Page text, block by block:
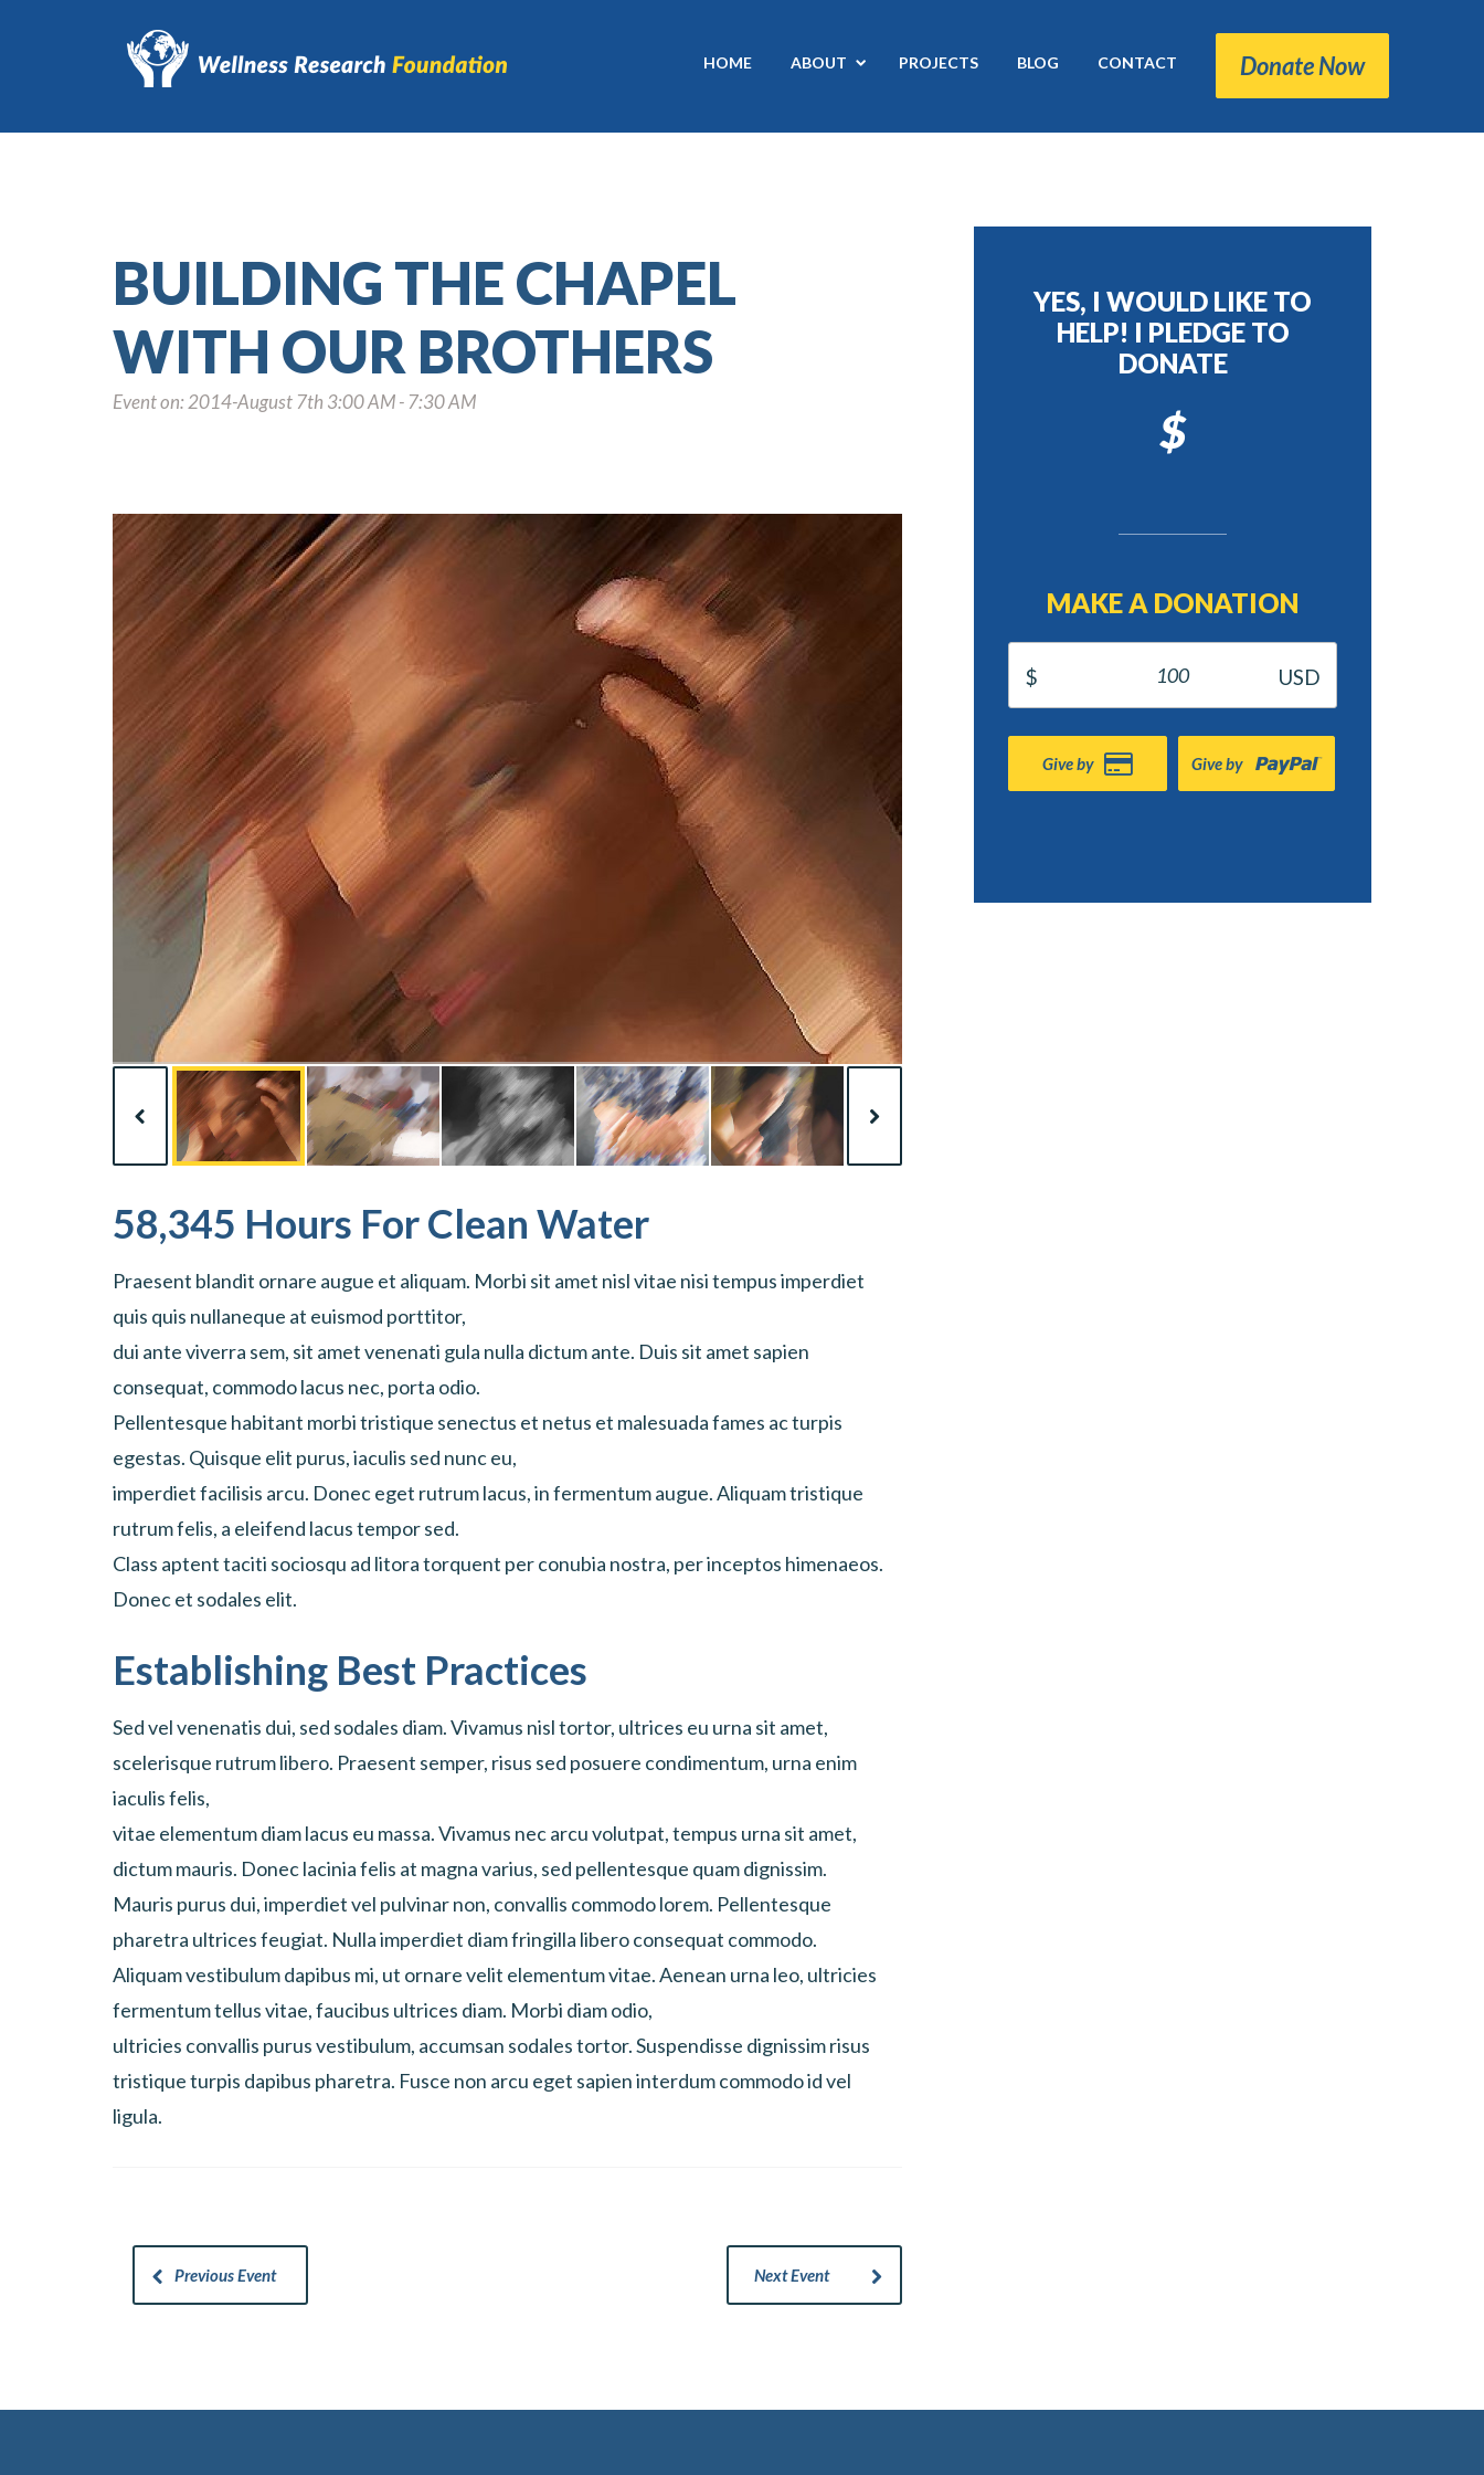
HOME ABOUT PROJECTS BLOG CONTACT Donate Now
BUILDING THE CHAPEL
WITH OUR BROTHERS
Event on: 2014-August 7th 3:00 AM - 7:30 AM
58,345 Hours For Clean Water
Praesent blandit ornare augue et aliquam. Morbi sit amet nisl vitae nisi tempus imperdiet
quis quis nullaneque at euismod porttitor,
dui ante viverra sem, sit amet venenati gula nulla dictum ante. Duis sit amet sapien
consequat, commodo lacus nec, porta odio.
Pellentesque habitant morbi tristique senectus et netus et malesuada fames ac turpis
egestas. Quisque elit purus, iaculis sed nunc eu,
imperdiet facilisis arcu. Donec eget rutrum lacus, in fermentum augue. Aliquam tristique
rutrum felis, a eleifend lacus tempor sed.
Class aptent taciti sociosqu ad litora torquent per conubia nostra, per inceptos himenaeos.
Donec et sodales elit.
Establishing Best Practices
Sed vel venenatis dui, sed sodales diam. Vivamus nisl tortor, ultrices eu urna sit amet,
scelerisque rutrum libero. Praesent semper, risus sed posuere condimentum, urna enim
iaculis felis,
vitae elementum diam lacus eu massa. Vivamus nec arcu volutpat, tempus urna sit amet,
dictum mauris. Donec lacinia felis at magna varius, sed pellentesque quam dignissim.
Mauris purus dui, imperdiet vel pulvinar non, convallis commodo lorem. Pellentesque
pharetra ultrices feugiat. Nulla imperdiet diam fringilla libero consequat commodo.
Aliquam vestibulum dapibus mi, ut ornare velit elementum vitae. Aenean urna leo, ultricies
fermentum tellus vitae, faucibus ultrices diam. Morbi diam odio,
ultricies convallis purus vestibulum, accumsan sodales tortor. Suspendisse dignissim risus
tristique turpis dapibus pharetra. Fusce non arcu eget sapien interdum commodo id vel
ligula.
Previous Event Next Event
YES, I WOULD LIKE TO
HELP! I PLEDGE TO
DONATE
$
MAKE A DONATION
Give by Give by